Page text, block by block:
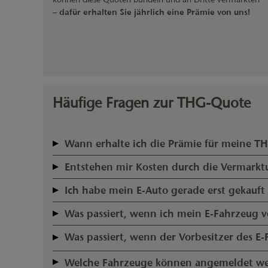
– dafür erhalten Sie jährlich eine Prämie von uns!
Häufige Fragen zur THG-Quote
Wann erhalte ich die Prämie für meine
Nach der Bestätigung Ihrer THG-Quote durch das
Es gibt keine gesetzliche Frist für die Bearbeitung durch
Bearbeitungszeit ist vor allem die hohe Anzahl an THG-
Entstehen mir Kosten durch die
Nein. Unser Service ist für Sie vollkommen kostenlos.
Ich habe mein E-Auto gerade erst
Grundsätzlich ja, denn als Voraussetzung für die Prämie
Elektroauto nur einmal jährlich angemeldet werden. Das
das Folgejahr beantragen.
Was passiert, wenn ich mein E-Fahrzeug
Das ist kein Problem. Sie erhalten Ihre Prämie trotzdem
anmelden.
Was passiert, wenn der Vorbesitzer des E-
Wenn Sie ein gebrauchtes E-Fahrzeug gekauft haben
Quote erst im nächsten Jahr bei uns einreichen.
Welche Fahrzeuge können angemeldet